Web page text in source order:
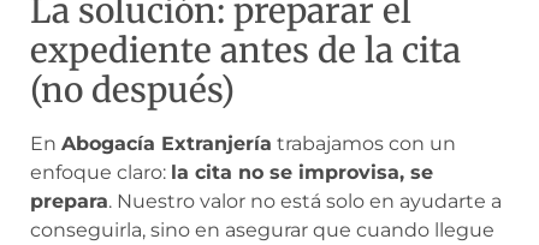
La solución: preparar el
expediente antes de la cita
(no después)
En Abogacía Extranjería trabajamos con un
enfoque claro: la cita no se improvisa, se
prepara. Nuestro valor no está solo en ayudarte a
conseguirla, sino en asegurar que cuando llegue